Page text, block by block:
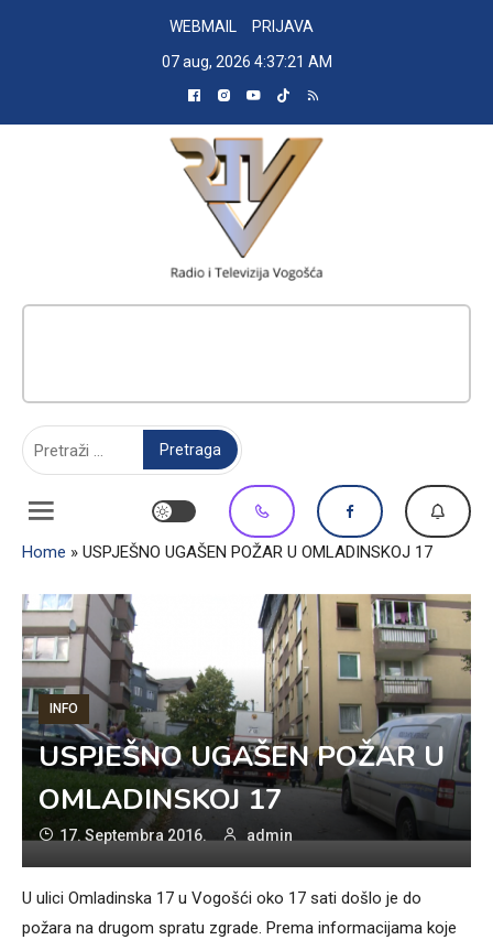
WEBMAIL
PRIJAVA
07 aug, 2026 4:37:22 AM
Home » USPJEŠNO UGAŠEN POŽAR U OMLADINSKOJ 17
INFO
USPJEŠNO UGAŠEN POŽAR U
OMLADINSKOJ 17
17. Septembra 2016. admin
U ulici Omladinska 17 u Vogošći oko 17 sati došlo je do
požara na drugom spratu zgrade. Prema informacijama koje